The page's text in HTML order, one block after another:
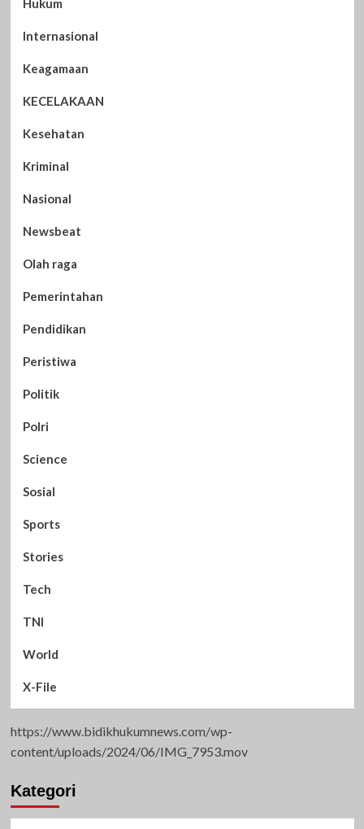
Hukum
Internasional
Keagamaan
KECELAKAAN
Kesehatan
Kriminal
Nasional
Newsbeat
Olah raga
Pemerintahan
Pendidikan
Peristiwa
Politik
Polri
Science
Sosial
Sports
Stories
Tech
TNI
World
X-File
https://www.bidikhukumnews.com/wp-
content/uploads/2024/06/IMG_7953.mov
Kategori